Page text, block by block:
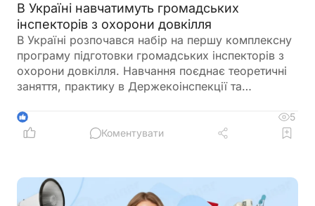
В Україні навчатимуть громадських
інспекторів з охорони довкілля
В Україні розпочався набір на першу комплексну
програму підготовки громадських інспекторів з
охорони довкілля. Навчання поєднає теоретичні
заняття, практику в Держекоінспекції та
1
5
Коментувати